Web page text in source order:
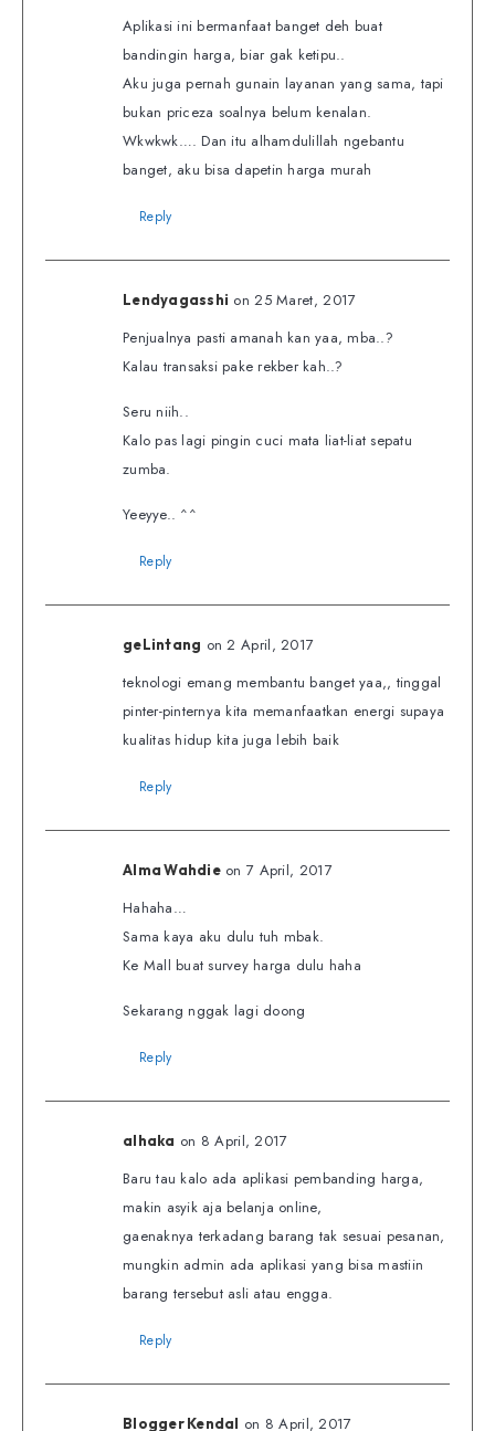
Aplikasi ini bermanfaat banget deh buat
bandingin harga, biar gak ketipu..
Aku juga pernah gunain layanan yang sama, tapi
bukan priceza soalnya belum kenalan.
Wkwkwk…. Dan itu alhamdulillah ngebantu
banget, aku bisa dapetin harga murah
Reply
Lendyagasshi on 25 Maret, 2017
Penjualnya pasti amanah kan yaa, mba..?
Kalau transaksi pake rekber kah..?
Seru niih..
Kalo pas lagi pingin cuci mata liat-liat sepatu
zumba.
Yeeyye.. ^^
Reply
geLintang on 2 April, 2017
teknologi emang membantu banget yaa,, tinggal
pinter-pinternya kita memanfaatkan energi supaya
kualitas hidup kita juga lebih baik
Reply
Alma Wahdie on 7 April, 2017
Hahaha…
Sama kaya aku dulu tuh mbak.
Ke Mall buat survey harga dulu haha
Sekarang nggak lagi doong
Reply
alhaka on 8 April, 2017
Baru tau kalo ada aplikasi pembanding harga,
makin asyik aja belanja online,
gaenaknya terkadang barang tak sesuai pesanan,
mungkin admin ada aplikasi yang bisa mastiin
barang tersebut asli atau engga.
Reply
Blogger Kendal on 8 April, 2017